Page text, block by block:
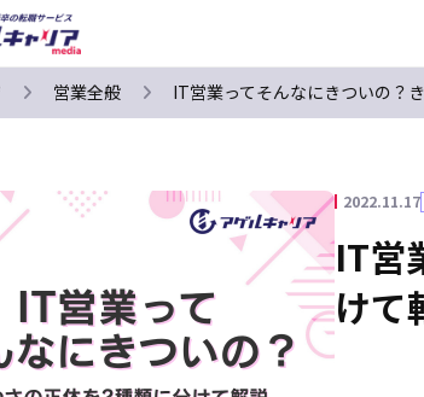
営業全般 IT営業ってそんなにきついの？
2022.11.17
IT営
けて